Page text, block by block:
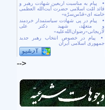
پیام به مناسبت اربعین شهادت رهبر و
قائد امّت اسلامی حضرت آیت‌الله العظمی
خامنه ای«قدّس‌سرّه»
پیام در پی شهادت سیاستمدار خردمند
و متعهّد، شهید دکتر علی
لاریجانی«رضوان‌الله‌علیه»
پیام در خصوص انتخاب رهبر جدید
جمهوری اسلامی ایران
-->